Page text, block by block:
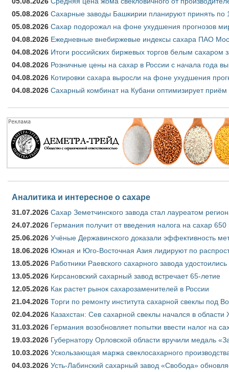
05.08.2026 Сахарные заводы Башкирии планируют принять по
05.08.2026 Сахар подорожал на фоне ухудшения прогнозов
04.08.2026 Ежедневные внебиржевые индексы сахара ПАО
04.08.2026 Итоги российских биржевых торгов белым сахаром
04.08.2026 Розничные цены на сахар в России с начала года
04.08.2026 Котировки сахара выросли на фоне ухудшения
04.08.2026 Сахарный комбинат на Кубани оптимизирует приём
Аналитика и интересное о сахаре
31.07.2026 Сахар Земетчинского завода стал лауреатом
24.07.2026 Германия получит от введения налога на сахар
25.06.2026 Учёные Державинского доказали эффективность
18.06.2026 Южная и Юго-Восточная Азия лидируют по
13.05.2026 Работники Раевского сахарного завода удостоились
13.05.2026 Кирсановский сахарный завод встречает 65-летие
12.05.2026 Как растет рынок сахарозаменителей в России
21.04.2026 Торги по ремонту института сахарной свеклы под
02.04.2026 Казахстан: Сев сахарной свеклы начался в области
31.03.2026 Германия возобновляет попытки ввести налог на
19.03.2026 Губернатору Орловской области вручили медаль
10.03.2026 Ускользающая маржа свеклосахарного
04.03.2026 Усть-Лабинский сахарный завод «Свобода»